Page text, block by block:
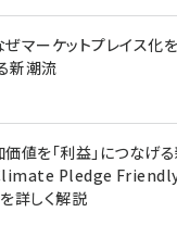
マーケットプレイス化
新潮流
値を「利益」につなげ
Pledge Friendly
詳しく解説